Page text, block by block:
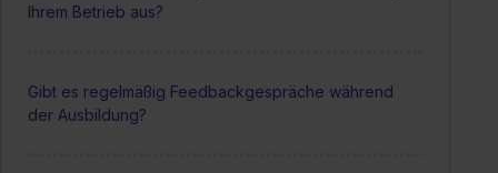
Ihrem Betrieb aus?
Gibt es regelmäßig Feedbackgespräche während
der Ausbildung?